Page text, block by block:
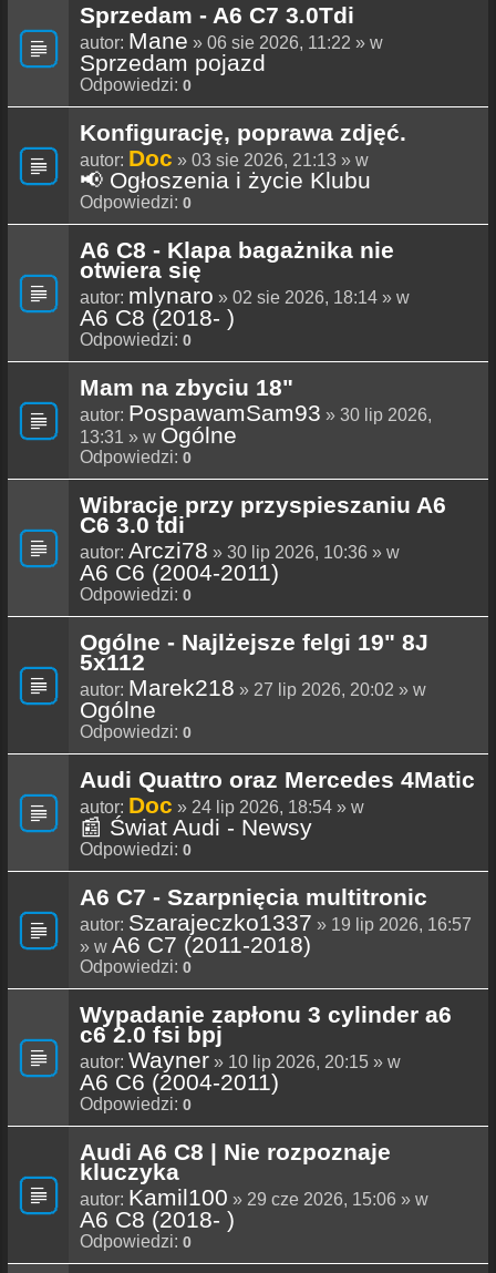
Sprzedam - A6 C7 3.0Tdi
autor: Mane » 06 sie 2026, 11:22 » w
Sprzedam pojazd
Odpowiedzi: 0
Konfigurację, poprawa zdjęć.
autor: Doc » 03 sie 2026, 21:13 » w
📢 Ogłoszenia i życie Klubu
Odpowiedzi: 0
A6 C8 - Klapa bagażnika nie
otwiera się
autor: mlynaro » 02 sie 2026, 18:14 » w
A6 C8 (2018- )
Odpowiedzi: 0
Mam na zbyciu 18"
autor: PospawamSam93 » 30 lip 2026,
13:31 » w Ogólne
Odpowiedzi: 0
Wibracje przy przyspieszaniu A6
C6 3.0 tdi
autor: Arczi78 » 30 lip 2026, 10:36 » w
A6 C6 (2004-2011)
Odpowiedzi: 0
Ogólne - Najlżejsze felgi 19" 8J
5x112
autor: Marek218 » 27 lip 2026, 20:02 » w
Ogólne
Odpowiedzi: 0
Audi Quattro oraz Mercedes 4Matic
autor: Doc » 24 lip 2026, 18:54 » w
📰 Świat Audi - Newsy
Odpowiedzi: 0
A6 C7 - Szarpnięcia multitronic
autor: Szarajeczko1337 » 19 lip 2026, 16:57
» w A6 C7 (2011-2018)
Odpowiedzi: 0
Wypadanie zapłonu 3 cylinder a6
c6 2.0 fsi bpj
autor: Wayner » 10 lip 2026, 20:15 » w
A6 C6 (2004-2011)
Odpowiedzi: 0
Audi A6 C8 | Nie rozpoznaje
kluczyka
autor: Kamil100 » 29 cze 2026, 15:06 » w
A6 C8 (2018- )
Odpowiedzi: 0